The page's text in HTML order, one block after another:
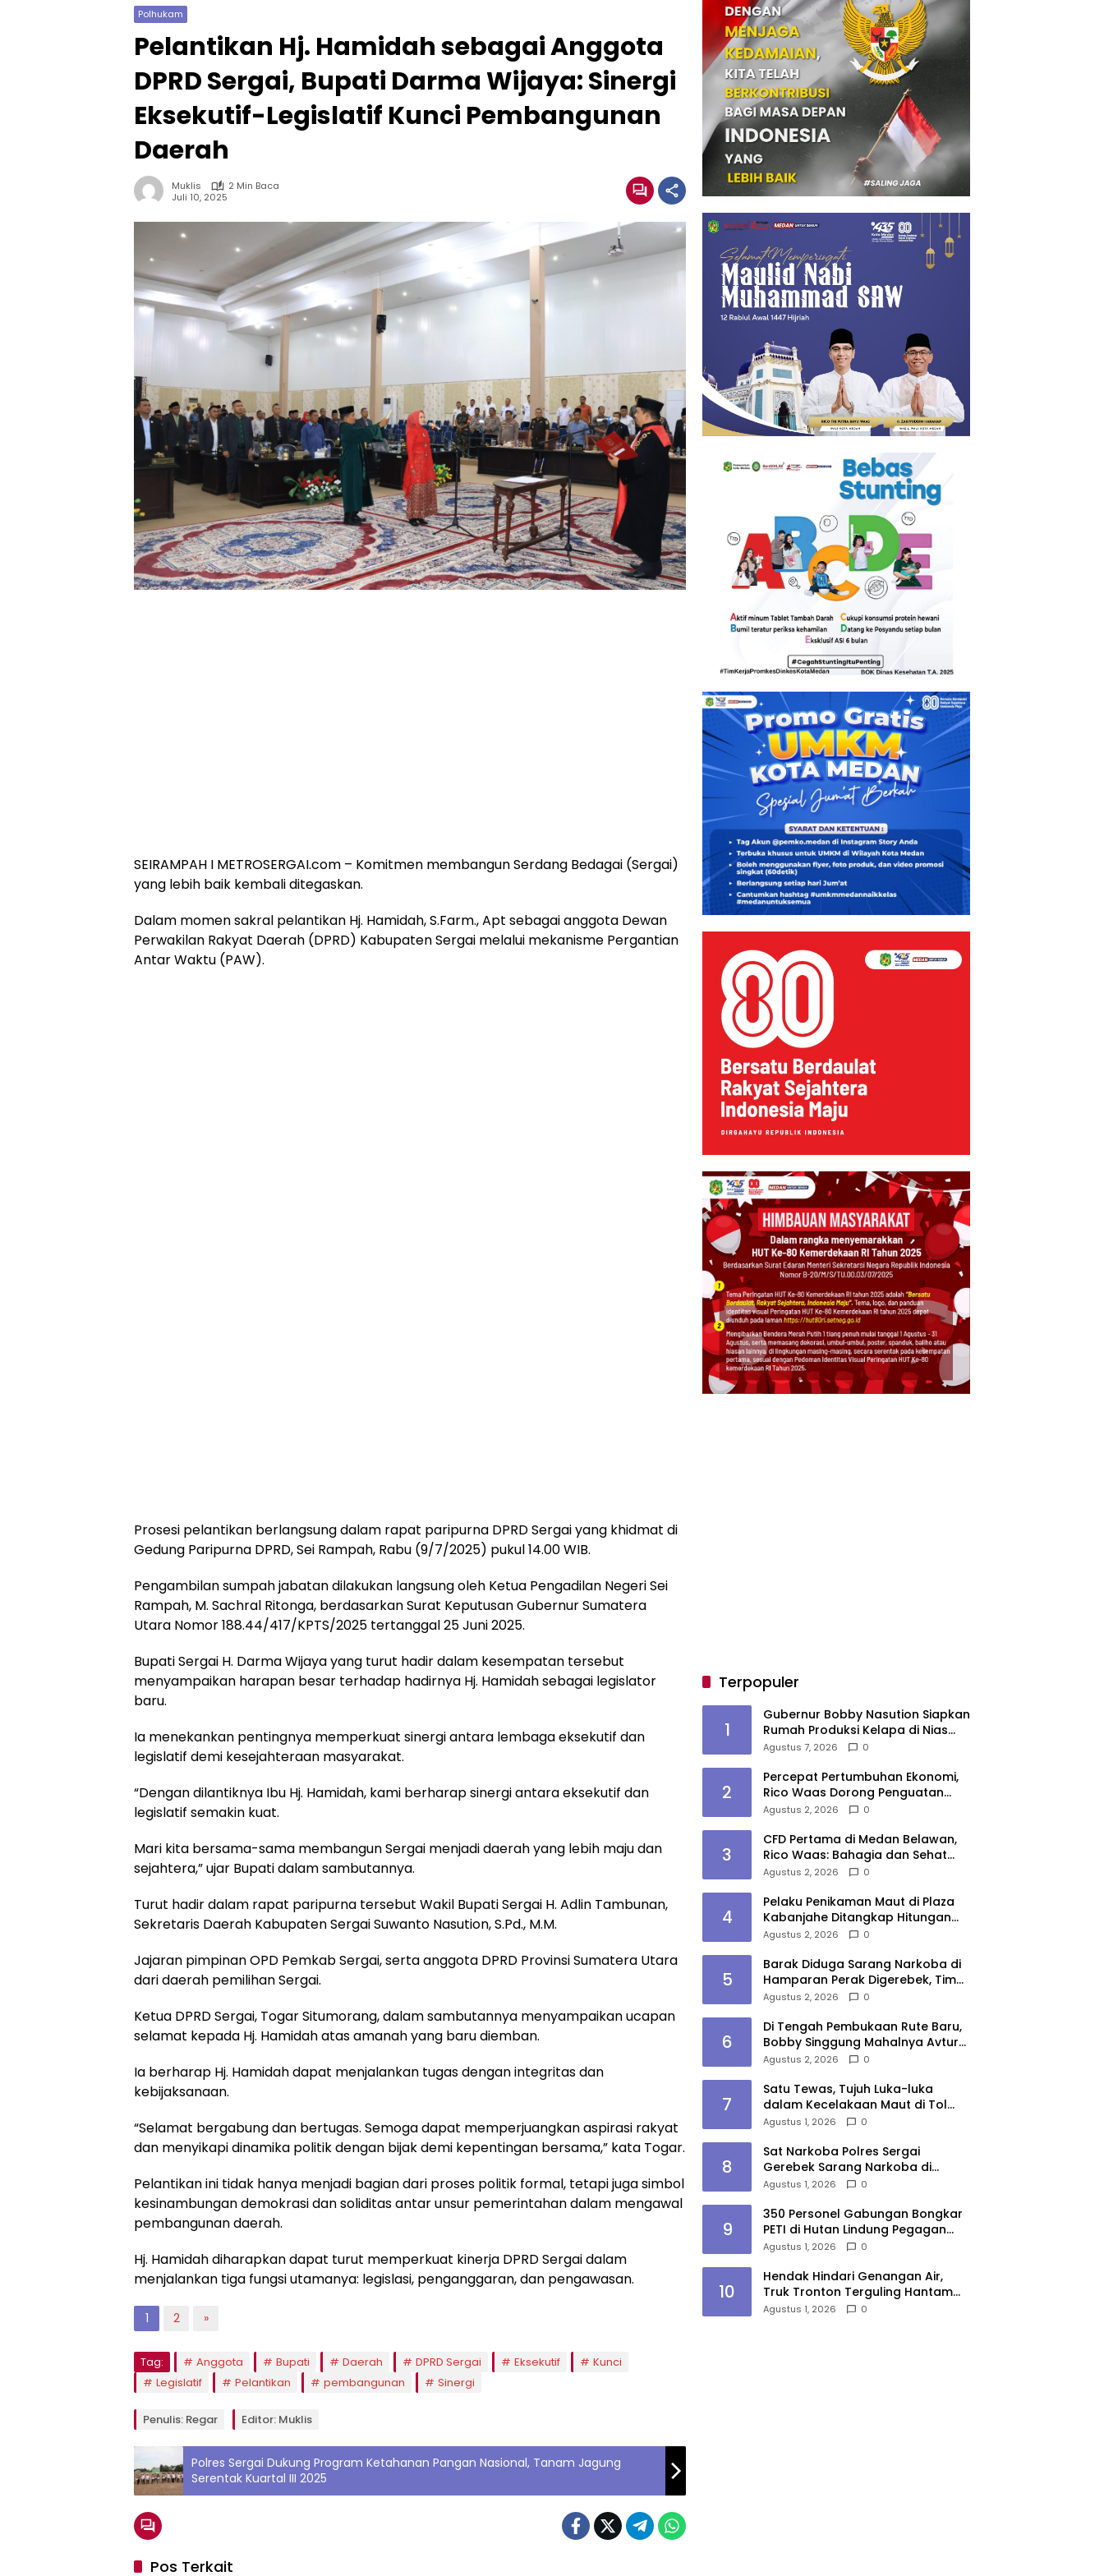
Polhukam
Pelantikan Hj. Hamidah sebagai Anggota
DPRD Sergai, Bupati Darma Wijaya: Sinergi
Eksekutif-Legislatif Kunci Pembangunan
Daerah
Muklis
2 Min Baca
Juli 10, 2025
SEIRAMPAH I METROSERGAI.com – Komitmen membangun Serdang Bedagai (Sergai)
yang lebih baik kembali ditegaskan.
Dalam momen sakral pelantikan Hj. Hamidah, S.Farm., Apt sebagai anggota Dewan
Perwakilan Rakyat Daerah (DPRD) Kabupaten Sergai melalui mekanisme Pergantian
Antar Waktu (PAW).
Prosesi pelantikan berlangsung dalam rapat paripurna DPRD Sergai yang khidmat di
Gedung Paripurna DPRD, Sei Rampah, Rabu (9/7/2025) pukul 14.00 WIB.
Pengambilan sumpah jabatan dilakukan langsung oleh Ketua Pengadilan Negeri Sei
Rampah, M. Sachral Ritonga, berdasarkan Surat Keputusan Gubernur Sumatera
Utara Nomor 188.44/417/KPTS/2025 tertanggal 25 Juni 2025.
Bupati Sergai H. Darma Wijaya yang turut hadir dalam kesempatan tersebut
menyampaikan harapan besar terhadap hadirnya Hj. Hamidah sebagai legislator
baru.
Ia menekankan pentingnya memperkuat sinergi antara lembaga eksekutif dan
legislatif demi kesejahteraan masyarakat.
“Dengan dilantiknya Ibu Hj. Hamidah, kami berharap sinergi antara eksekutif dan
legislatif semakin kuat.
Mari kita bersama-sama membangun Sergai menjadi daerah yang lebih maju dan
sejahtera,” ujar Bupati dalam sambutannya.
Turut hadir dalam rapat paripurna tersebut Wakil Bupati Sergai H. Adlin Tambunan,
Sekretaris Daerah Kabupaten Sergai Suwanto Nasution, S.Pd., M.M.
Jajaran pimpinan OPD Pemkab Sergai, serta anggota DPRD Provinsi Sumatera Utara
dari daerah pemilihan Sergai.
Ketua DPRD Sergai, Togar Situmorang, dalam sambutannya menyampaikan ucapan
selamat kepada Hj. Hamidah atas amanah yang baru diemban.
Ia berharap Hj. Hamidah dapat menjalankan tugas dengan integritas dan
kebijaksanaan.
“Selamat bergabung dan bertugas. Semoga dapat memperjuangkan aspirasi rakyat
dan menyikapi dinamika politik dengan bijak demi kepentingan bersama,” kata Togar.
Pelantikan ini tidak hanya menjadi bagian dari proses politik formal, tetapi juga simbol
kesinambungan demokrasi dan soliditas antar unsur pemerintahan dalam mengawal
pembangunan daerah.
Hj. Hamidah diharapkan dapat turut memperkuat kinerja DPRD Sergai dalam
menjalankan tiga fungsi utamanya: legislasi, penganggaran, dan pengawasan.
1 2 »
Tag: Anggota Bupati Daerah DPRD Sergai Eksekutif
Kunci
Legislatif
Pelantikan pembangunan Sinergi
Penulis: Regar Editor: Muklis
Polres Sergai Dukung Program Ketahanan Pangan Nasional, Tanam Jagung
Serentak Kuartal III 2025
Pos Terkait
Terpopuler
1
Gubernur Bobby Nasution Siapkan
Rumah Produksi Kelapa di Nias
Utara
Agustus 7, 2026 0
2
Percepat Pertumbuhan Ekonomi,
Rico Waas Dorong Penguatan
Sinergi Pemko-DPRD Medan
Agustus 2, 2026 0
3
CFD Pertama di Medan Belawan,
Rico Waas: Bahagia dan Sehat
Harus Menjangkau Seluruh Sudut
Agustus 2, 2026 0
4
Pelaku Penikaman Maut di Plaza
Kabanjahe Ditangkap Hitungan
Menit, Polisi Dalami Motif
Agustus 2, 2026 0
5
Barak Diduga Sarang Narkoba di
Hamparan Perak Digerebek, Tim
Gabungan Musnahkan Lokasi
Agustus 2, 2026 0
6
Di Tengah Pembukaan Rute Baru,
Bobby Singgung Mahalnya Avtur
Kualanamu
Agustus 2, 2026 0
7
Satu Tewas, Tujuh Luka-luka
dalam Kecelakaan Maut di Tol
Medan–Tebing Tinggi
Agustus 1, 2026 0
8
Sat Narkoba Polres Sergai
Gerebek Sarang Narkoba di
Sungai Buaya, Satu Terduga
Agustus 1, 2026 0
9
350 Personel Gabungan Bongkar
PETI di Hutan Lindung Pegagan
Hilir, 47 Camp dan Puluhan
Agustus 1, 2026 0
10
Hendak Hindari Genangan Air,
Truk Tronton Terguling Hantam
Pembatas Jalan di Jalinsum
Agustus 1, 2026 0